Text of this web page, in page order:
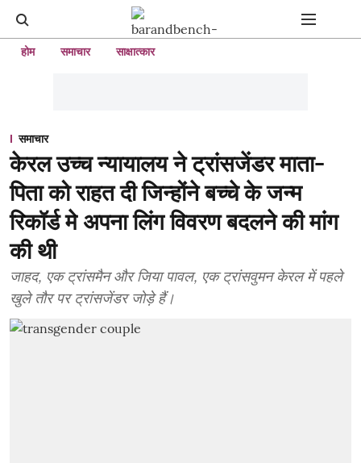
होम समाचार साक्षात्कार
समाचार
केरल उच्च न्यायालय ने ट्रांसजेंडर माता-
पिता को राहत दी जिन्होंने बच्चे के जन्म
रिकॉर्ड मे अपना लिंग विवरण बदलने की मांग
की थी
जाहद, एक ट्रांसमैन और जिया पावल, एक ट्रांसवुमन केरल में पहले
खुले तौर पर ट्रांसजेंडर जोड़े हैं।